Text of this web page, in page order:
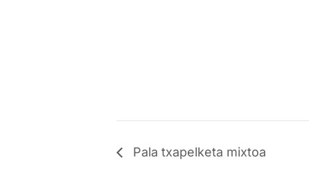
Pala txapelketa mixtoa